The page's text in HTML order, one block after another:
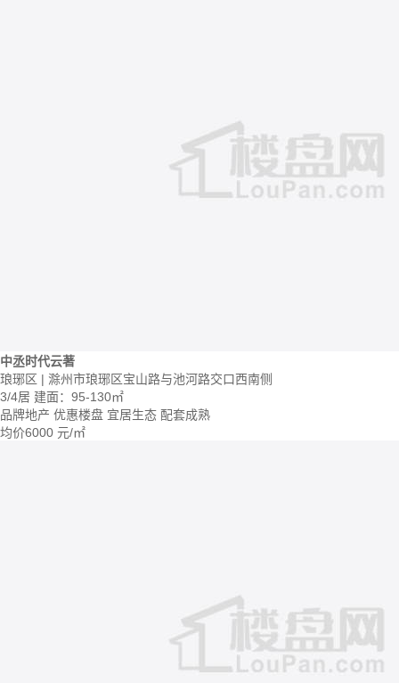
中丞时代云著
琅琊区 | 滁州市琅琊区宝山路与池河路交口西南侧
3/4居 建面：95-130㎡
品牌地产 优惠楼盘 宜居生态 配套成熟
均价6000 元/㎡